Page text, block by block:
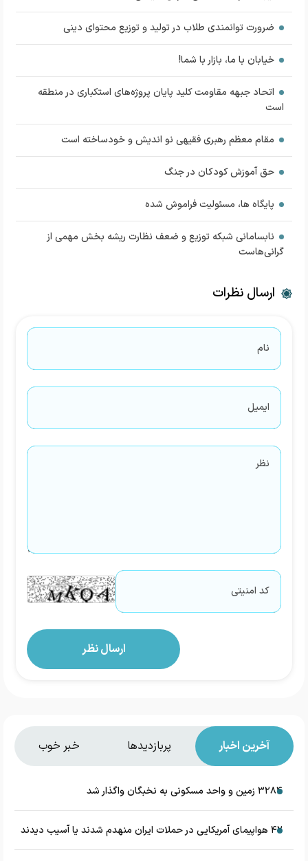
ضرورت توانمندی طلاب در تولید و توزیع محتوای دینی
خیابان با ما، بازار با شما!
اتحاد جبهه مقاومت کلید پایان پروژه‌های استکباری در منطقه
است
مقام معظم رهبری فقیهی نو اندیش و خودساخته است
حق آموزش کودکان در جنگ
پایگاه ها، مسئولیت فراموش شده
نابسامانی شبکه توزیع و ضعف نظارت ریشه بخش مهمی از
گرانی‌هاست
ارسال نظرات
آخرین اخبار پربازدیدها خبر خوب
۳۲۸۴ زمین و واحد مسکونی به نخبگان واگذار شد
۴۲ هواپیمای آمریکایی در حملات ایران منهدم شدند یا آسیب دیدند